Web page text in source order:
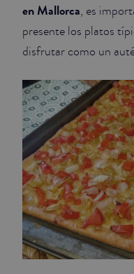
en Mallorca, es
presente los platos
disfrutar como un
JUNIOR SUITES
SUITE